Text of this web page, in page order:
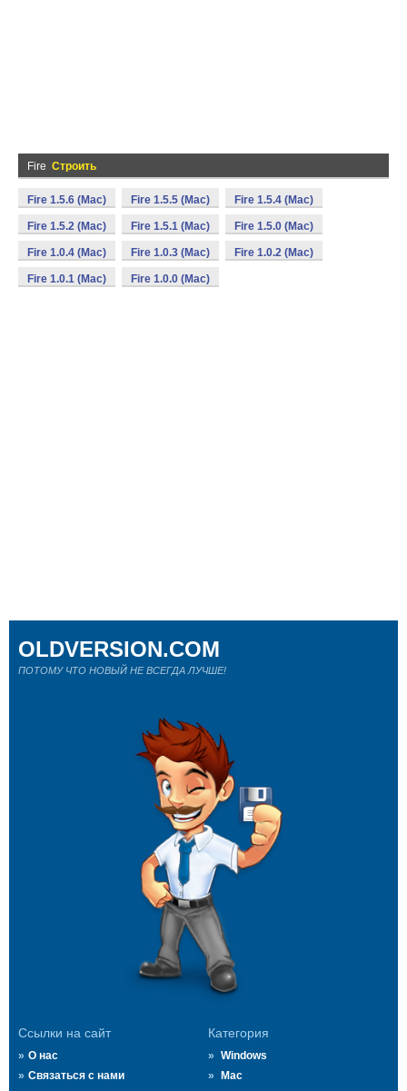
Fire Строить
Fire 1.5.6 (Mac) Fire 1.5.5 (Mac) Fire 1.5.4 (Mac)
Fire 1.5.2 (Mac) Fire 1.5.1 (Mac) Fire 1.5.0 (Mac)
Fire 1.0.4 (Mac) Fire 1.0.3 (Mac) Fire 1.0.2 (Mac)
Fire 1.0.1 (Mac) Fire 1.0.0 (Mac)
Ссылки на сайт
О нас
Связаться с нами
Категория
Windows
Mac
OLDVERSION.COM
ПОТОМУ ЧТО НОВЫЙ НЕ ВСЕГДА ЛУЧШЕ!